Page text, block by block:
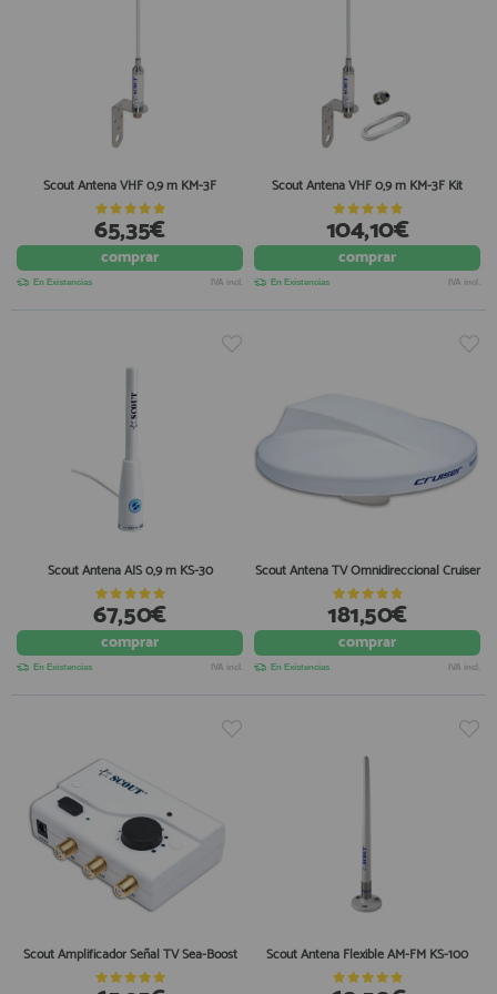
Scout Antena VHF 0,9 m KM-3F
65,35€
comprar
En Existencias IVA incl.
Scout Antena VHF 0,9 m KM-3F Kit
104,10€
comprar
En Existencias IVA incl.
Scout Antena AIS 0,9 m KS-30
67,50€
comprar
En Existencias IVA incl.
Scout Antena TV Omnidireccional Cruiser
181,50€
comprar
En Existencias IVA incl.
Scout Amplificador Señal TV Sea-Boost Scout Antena Flexible AM-FM KS-100